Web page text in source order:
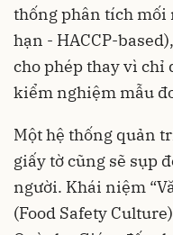
thống phân tích mối
hạn - HACCP-
cho phép thay vì chỉ
kiểm nghiệm mẫu
Một hệ thống quản
giấy tờ cũng sẽ sụp
người. Khái niệm
(Food Safety